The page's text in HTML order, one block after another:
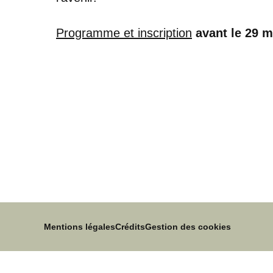
Programme et inscription avant le 29
Mentions légalesCréditsGestion des cookies